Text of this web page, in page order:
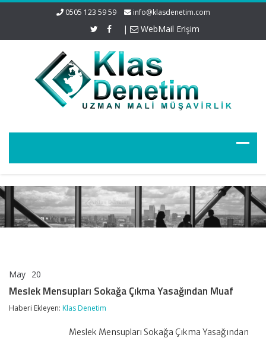
0505 123 59 59 info@klasdenetim.com
| WebMail Erişim
May 20
Sokağa
Çıkma
Meslek Mensupları Sokağa Çıkma Yasağından Muaf
Haberi Ekleyen: Klas Denetim
Meslek Mensupları Sokağa Çıkma Yasağından